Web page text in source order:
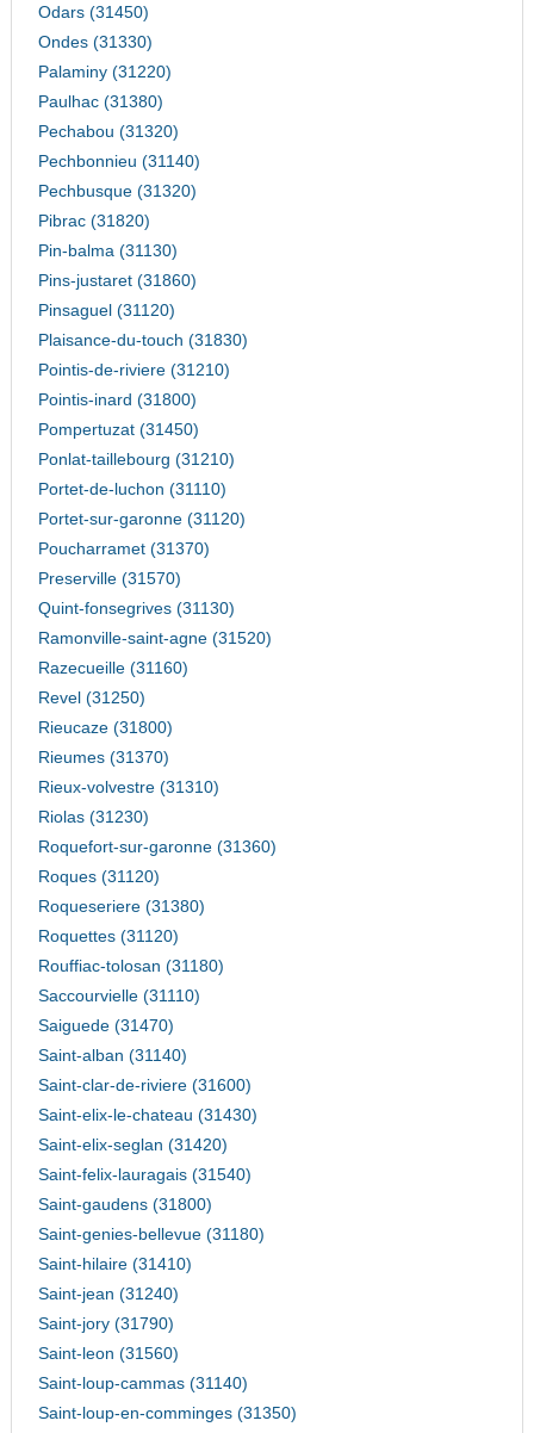
Odars (31450)
Ondes (31330)
Palaminy (31220)
Paulhac (31380)
Pechabou (31320)
Pechbonnieu (31140)
Pechbusque (31320)
Pibrac (31820)
Pin-balma (31130)
Pins-justaret (31860)
Pinsaguel (31120)
Plaisance-du-touch (31830)
Pointis-de-riviere (31210)
Pointis-inard (31800)
Pompertuzat (31450)
Ponlat-taillebourg (31210)
Portet-de-luchon (31110)
Portet-sur-garonne (31120)
Poucharramet (31370)
Preserville (31570)
Quint-fonsegrives (31130)
Ramonville-saint-agne (31520)
Razecueille (31160)
Revel (31250)
Rieucaze (31800)
Rieumes (31370)
Rieux-volvestre (31310)
Riolas (31230)
Roquefort-sur-garonne (31360)
Roques (31120)
Roqueseriere (31380)
Roquettes (31120)
Rouffiac-tolosan (31180)
Saccourvielle (31110)
Saiguede (31470)
Saint-alban (31140)
Saint-clar-de-riviere (31600)
Saint-elix-le-chateau (31430)
Saint-elix-seglan (31420)
Saint-felix-lauragais (31540)
Saint-gaudens (31800)
Saint-genies-bellevue (31180)
Saint-hilaire (31410)
Saint-jean (31240)
Saint-jory (31790)
Saint-leon (31560)
Saint-loup-cammas (31140)
Saint-loup-en-comminges (31350)